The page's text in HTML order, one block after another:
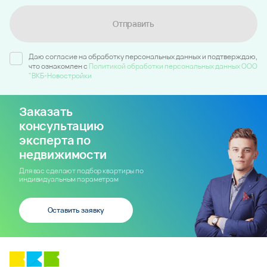
Отправить
Даю согласие на обработку персональных данных и подтверждаю,
что ознакомлен c Политикой обработки персональных данных ООО
"ВКБ-Новостройки
Заказать
консультацию
эксперта по
недвижимости
Для вас сделают подбор квартиры по
индивидуальным параметрам
Оставить заявку